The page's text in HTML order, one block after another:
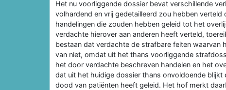
Het nu voorliggende dossier bevat verschillende
volhardend en vrij gedetailleerd zou hebben
handelingen die zouden hebben geleid tot het
verdachte hierover aan anderen heeft verteld,
bestaan dat verdachte de strafbare feiten
van niet, omdat uit het thans voorliggende
het door verdachte beschreven handelen en het
dat uit het huidige dossier thans onvoldoende
dood van patiënten heeft geleid. Het hof merkt